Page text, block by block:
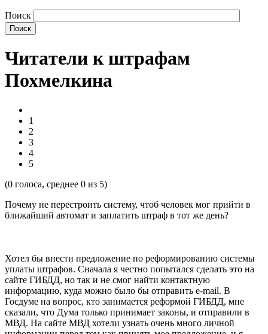
Поиск
Читaтели к штрафам
Похмелкина
1
2
3
4
5
(0 голоса, среднее 0 из 5)
Почему не перестроить систему, чтоб человек мог прийти в
ближайший автомат и заплатить штраф в тот же день?
Хотел бы внести предложение по реформированию системы
уплаты штрафов. Сначала я честно попытался сделать это на
сайте ГИБДД, но так и не смог найти контактную
информацию, куда можно было бы отправить e-mail. В
Госдуме на вопрос, кто занимается реформой ГИБДД, мне
сказали, что Дума только принимает законы, и отправили в
МВД. На сайте МВД хотели узнать очень много личной